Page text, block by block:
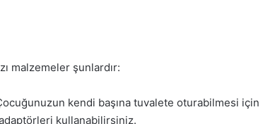
malzemeler şunlardır:
kendi başına tuvalete oturabilmesi için
kullanabilirsiniz.